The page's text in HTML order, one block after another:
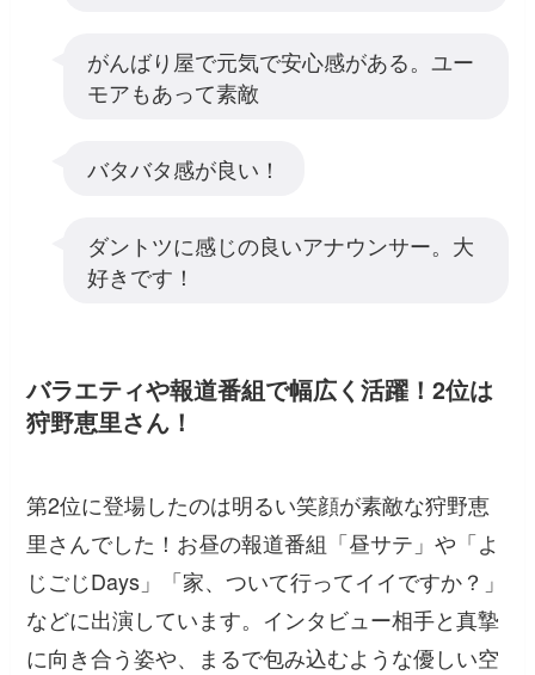
がんばり屋で元気で安心感がある。ユー
モアもあって素敵
バタバタ感が良い！
ダントツに感じの良いアナウンサー。大
好きです！
バラエティや報道番組で幅広く活躍！2位は
狩野恵里さん！
第2位に登場したのは明るい笑顔が素敵な狩野恵
里さんでした！お昼の報道番組「昼サテ」や「よ
じごじDays」「家、ついて行ってイイですか？」
などに出演しています。インタビュー相手と真摯
に向き合う姿や、まるで包み込むような優しい空